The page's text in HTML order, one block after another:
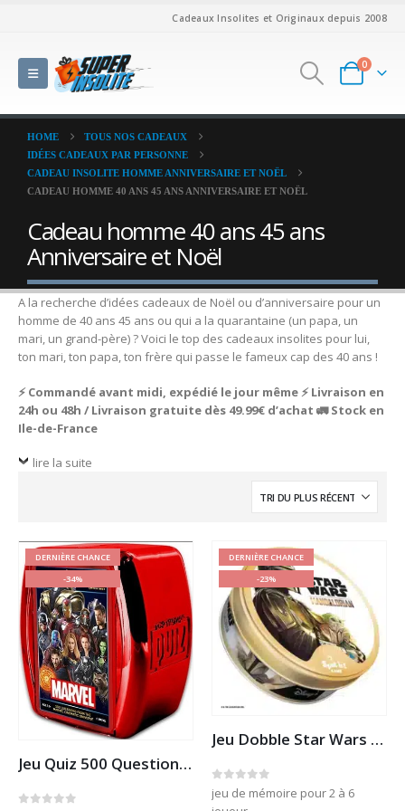
Cadeaux Insolites et Originaux depuis 2008
0
HOME
TOUS NOS CADEAUX
IDÉES CADEAUX PAR PERSONNE
CADEAU INSOLITE HOMME ANNIVERSAIRE ET NOËL
CADEAU HOMME 40 ANS 45 ANS ANNIVERSAIRE ET NOËL
Cadeau homme 40 ans 45 ans
Anniversaire et Noël
A la recherche d’idées cadeaux de Noël ou d’anniversaire pour un
homme de 40 ans 45 ans ou qui a la quarantaine (un papa, un
mari, un grand-père) ? Voici le top des cadeaux insolites pour lui,
ton mari, ton papa, ton frère qui passe le fameux cap des 40 ans !
⚡ Commandé avant midi, expédié le jour même ⚡ Livraison en
24h ou 48h / Livraison gratuite dès 49.99€ d’achat 🚛 Stock en
Ile-de-France
lire la suite
DERNIÈRE CHANCE
-34%
Jeu Quiz 500 Questions Marvel
DERNIÈRE CHANCE
-23%
Jeu Dobble Star Wars Mandalorian
0 out of 5
jeu de mémoire pour 2 à 6